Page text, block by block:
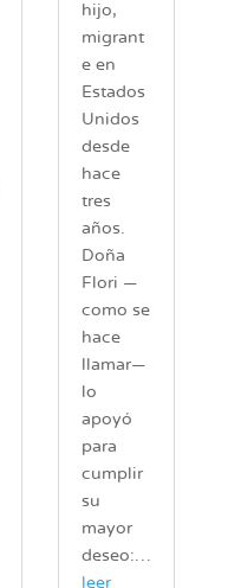
hijo,
migrant
e en
Estados
Unidos
desde
hace
tres
años.
Doña
Flori —
como se
hace
llamar—
lo
apoyó
para
cumplir
su
mayor
deseo:…
leer